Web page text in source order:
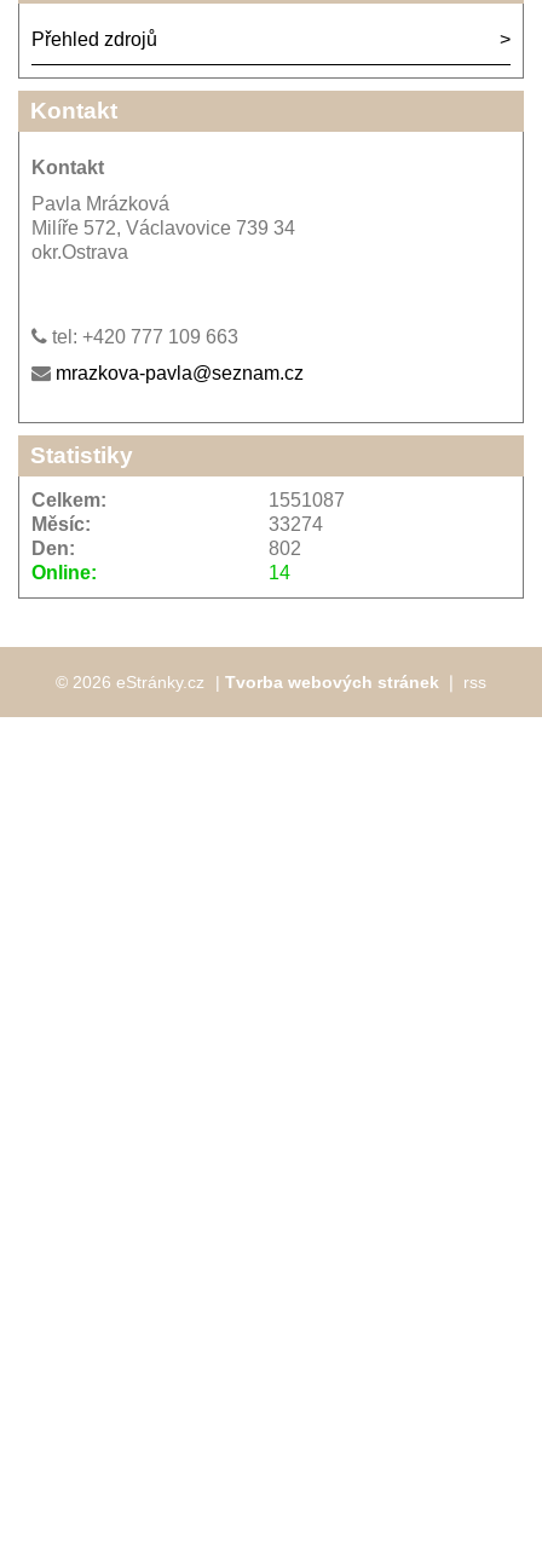
Přehled zdrojů
Kontakt
Kontakt
Pavla Mrázková
Milíře 572, Václavovice 739 34
okr.Ostrava
tel: +420 777 109 663
mrazkova-pavla@seznam.cz
Statistiky
Online: 14
Celkem:
1551087
Měsíc:
33274
Den:
802
© 2026 eStránky.cz | Tvorba webových stránek rss